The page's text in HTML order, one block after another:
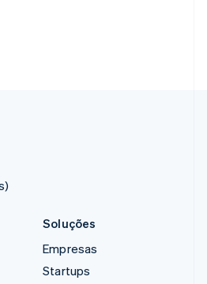
Soluções
Empresas
Startups